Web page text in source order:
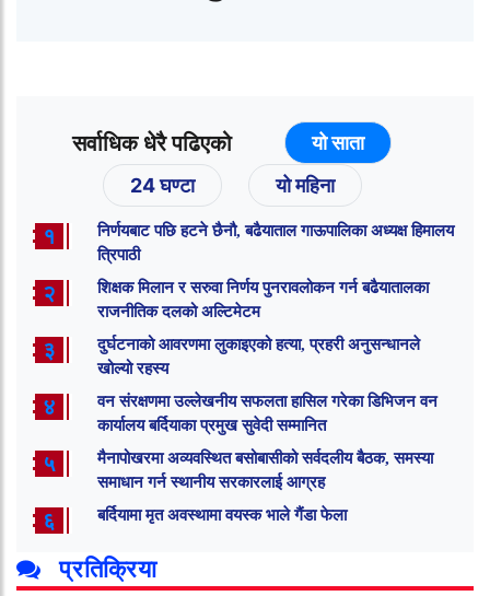
सर्वाधिक धेरै पढिएको
यो साता
24 घण्टा
यो महिना
१
निर्णयबाट पछि हटने छैनौ, बढैयाताल गाऊपालिका अध्यक्ष हिमालय
त्रिपाठी
२
शिक्षक मिलान र सरुवा निर्णय पुनरावलोकन गर्न बढैयातालका
राजनीतिक दलको अल्टिमेटम
३
दुर्घटनाको आवरणमा लुकाइएको हत्या, प्रहरी अनुसन्धानले
खोल्यो रहस्य
४
वन संरक्षणमा उल्लेखनीय सफलता हासिल गरेका डिभिजन वन
कार्यालय बर्दियाका प्रमुख सुवेदी सम्मानित
५
मैनापोखरमा अव्यवस्थित बसोबासीको सर्वदलीय बैठक, समस्या
समाधान गर्न स्थानीय सरकारलाई आग्रह
६ बर्दियामा मृत अवस्थामा वयस्क भाले गैंडा फेला
प्रतिक्रिया